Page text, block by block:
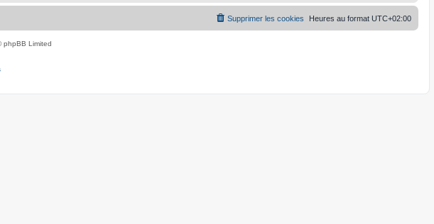
Heures au format UTC+02:00
Supprimer les cookies
phpBB Limited